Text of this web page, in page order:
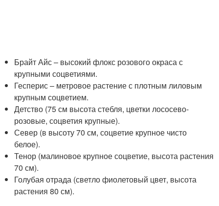
Брайт Айс – высокий флокс розового окраса с
крупными соцветиями.
Гесперис – метровое растение с плотным лиловым
крупным соцветием.
Детство (75 см высота стебля, цветки лососево-
розовые, соцветия крупные).
Север (в высоту 70 см, соцветие крупное чисто
белое).
Тенор (малиновое крупное соцветие, высота растения
70 см).
Голубая отрада (светло фиолетовый цвет, высота
растения 80 см).